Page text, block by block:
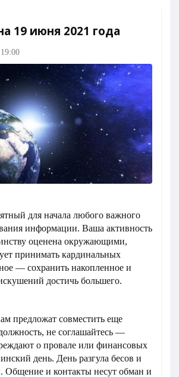
19 июня 2021 года
для начала любого важного
информации. Ваша активность
оценена окружающими,
принимать кардинальных
— сохранить накопленное и
достичь большего.
предложат совместить еще
не соглашайтесь —
о провале или финансовых
день. День разгула бесов и
Общение и контакты несут обман и